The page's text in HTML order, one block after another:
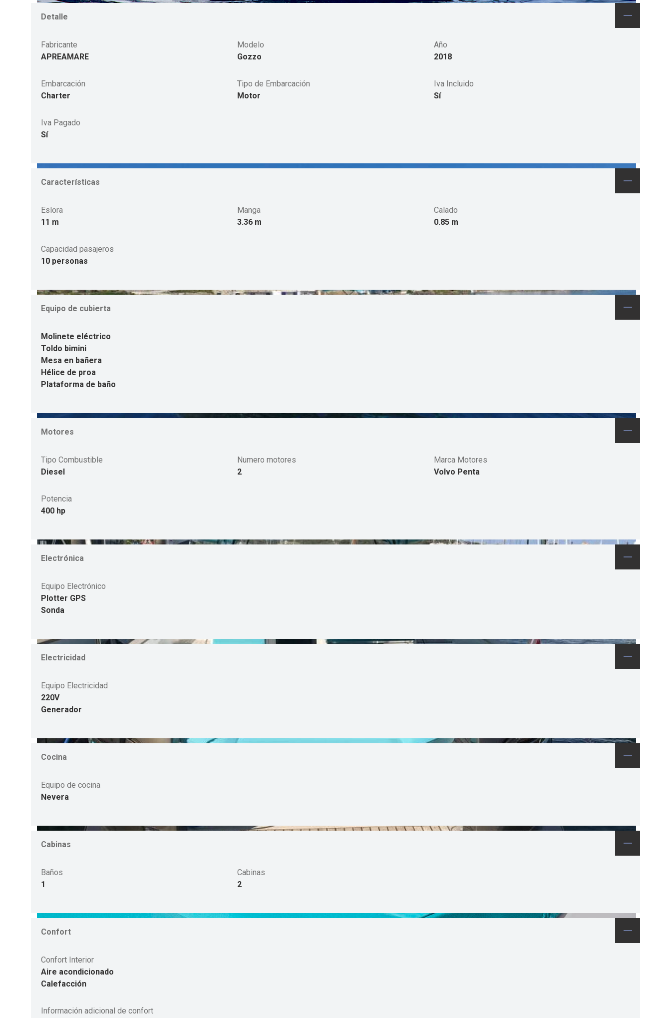
Detalle
Fabricante
APREAMARE
Modelo
Gozzo
Año
2018
Embarcación
Charter
Tipo de Embarcación
Motor
Iva Incluido
Sí
Iva Pagado
Sí
Características
Eslora
11 m
Manga
3.36 m
Calado
0.85 m
Capacidad pasajeros
10 personas
Equipo de cubierta
Molinete eléctrico
Toldo bimini
Mesa en bañera
Hélice de proa
Plataforma de baño
Motores
Tipo Combustible
Diesel
Numero motores
2
Marca Motores
Volvo Penta
Potencia
400 hp
Electrónica
Equipo Electrónico
Plotter GPS
Sonda
Electricidad
Equipo Electricidad
220V
Generador
Cocina
Equipo de cocina
Nevera
Cabinas
Baños
1
Cabinas
2
Confort
Confort Interior
Aire acondicionado
Calefacción
Información adicional de confort